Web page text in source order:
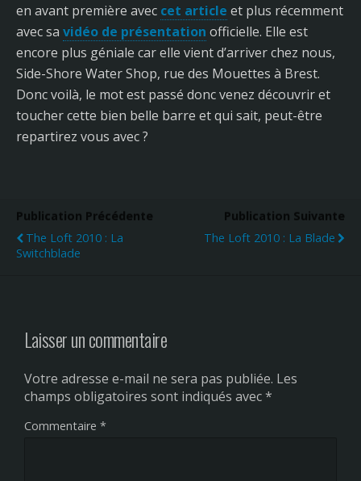
en avant première avec cet article et plus récemment
avec sa vidéo de présentation officielle. Elle est
encore plus géniale car elle vient d’arriver chez nous,
Side-Shore Water Shop, rue des Mouettes à Brest.
Donc voilà, le mot est passé donc venez découvrir et
toucher cette bien belle barre et qui sait, peut-être
repartirez vous avec ?
Publication Précédente
The Loft 2010 : La
Switchblade
Publication Suivante
The Loft 2010 : La Blade
Laisser un commentaire
Votre adresse e-mail ne sera pas publiée. Les
champs obligatoires sont indiqués avec*
Commentaire *